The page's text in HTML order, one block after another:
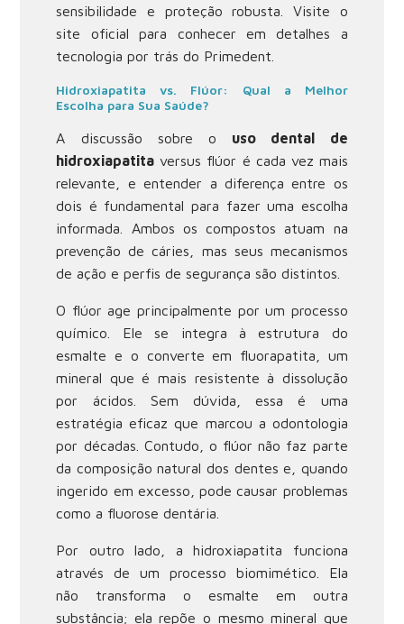
sensibilidade e proteção robusta. Visite o
site oficial para conhecer em detalhes a
tecnologia por trás do Primedent
Hidroxiapatita vs. Flúor: Qual a Melhor
Escolha para Sua Saúde?
A discussão sobre o uso dental de
hidroxiapatita versus flúor é cada vez mais
relevante, e entender a diferença entre os
dois é fundamental para fazer uma escolha
informada. Ambos os compostos atuam na
prevenção de cáries, mas seus mecanismos
de ação e perfis de segurança são distintos.
O flúor age principalmente por um processo
químico. Ele se integra à estrutura do
esmalte e o converte em fluorapatita, um
mineral que é mais resistente à dissolução
por ácidos. Sem dúvida, essa é uma
estratégia eficaz que marcou a odontologia
por décadas. Contudo, o flúor não faz parte
da composição natural dos dentes e, quando
ingerido em excesso, pode causar problemas
como a fluorose dentária.
Por outro lado, a hidroxiapatita funciona
através de um processo biomimético. Ela
não transforma o esmalte em outra
substância; ela repõe o mesmo mineral que